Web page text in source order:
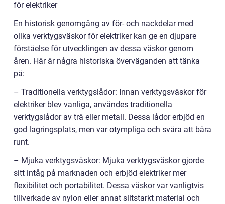
för elektriker
En historisk genomgång av för- och nackdelar med
olika verktygsväskor för elektriker kan ge en djupare
förståelse för utvecklingen av dessa väskor genom
åren. Här är några historiska överväganden att tänka
på:
– Traditionella verktygslådor: Innan verktygsväskor för
elektriker blev vanliga, användes traditionella
verktygslådor av trä eller metall. Dessa lådor erbjöd en
god lagringsplats, men var otympliga och svåra att bära
runt.
– Mjuka verktygsväskor: Mjuka verktygsväskor gjorde
sitt intåg på marknaden och erbjöd elektriker mer
flexibilitet och portabilitet. Dessa väskor var vanligtvis
tillverkade av nylon eller annat slitstarkt material och